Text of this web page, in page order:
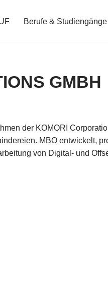
Berufe &
GMBH
der KOMORI
MBO entwickelt,
von Digital- und